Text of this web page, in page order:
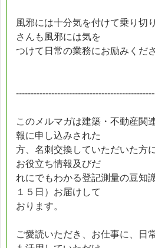
風邪には十分気を付けて乗り切
さんも風邪には気を
つけて日常の業務にお励みくださ
このメルマガは建築・不動産関
報に申し込みされた
方、名刺交換していただいた方
お役立ち情報及びだ
れにでもわかる登記測量の豆知
１５日）お届けして
おります。
ご愛読いただき、お仕事に、日